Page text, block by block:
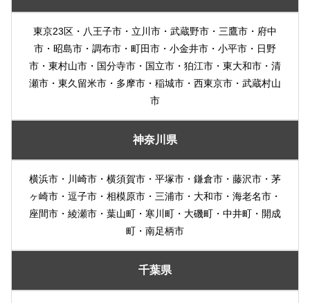
東京23区・八王子市・立川市・武蔵野市・三鷹市・府中
市・昭島市・調布市・町田市・小金井市・小平市・日野
市・東村山市・国分寺市・国立市・狛江市・東大和市・清
瀬市・東久留米市・多摩市・稲城市・西東京市・武蔵村山
市
神奈川県
横浜市・川崎市・横須賀市・平塚市・鎌倉市・藤沢市・茅
ヶ崎市・逗子市・相模原市・三浦市・大和市・海老名市・
座間市・綾瀬市・葉山町・寒川町・大磯町・中井町・開成
町・南足柄市
千葉県